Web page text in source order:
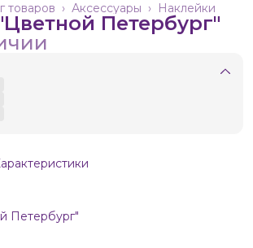
Наклейки
Аксессуары ›
товаров ›
Петербург"
Петербург"